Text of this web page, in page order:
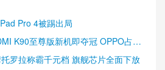
Pro 4被踢出局
K90至尊版新机即夺冠 OPPO占据
罗拉称霸千元档 旗舰芯片全面下放